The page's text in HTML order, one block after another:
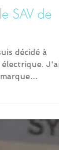
SAV de
décidé à
J'ai